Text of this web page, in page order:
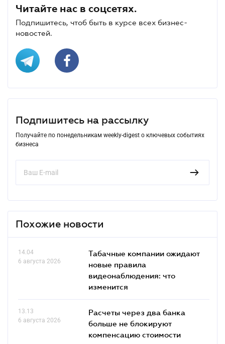
Читайте нас в соцсетях.
Подпишитесь, чтоб быть в курсе всех бизнес-
новостей.
Подпишитесь на рассылку
Получайте по понедельникам weekly-digest о ключевых событиях
бизнеса
Похожие новости
14.04
6 августа 2026
Табачные компании ожидают
новые правила
видеонаблюдения: что
изменится
13.13
6 августа 2026
Расчеты через два банка
больше не блокируют
компенсацию стоимости